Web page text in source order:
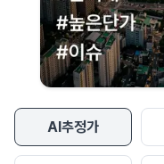
AI추정가